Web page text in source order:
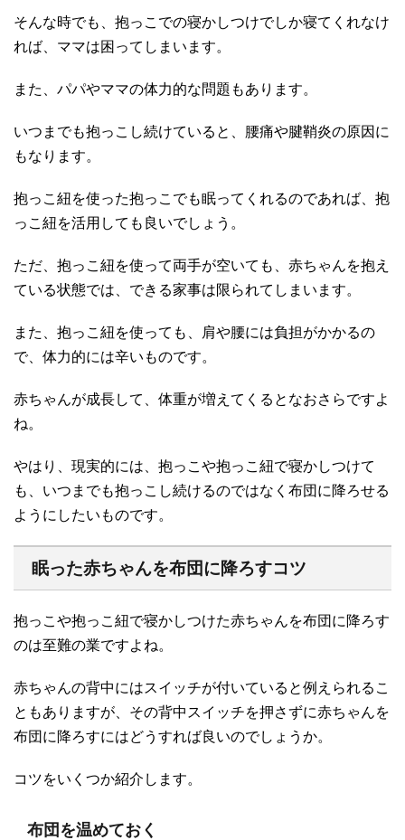
そんな時でも、抱っこでの寝かしつけでしか寝てくれなけ
れば、ママは困ってしまいます。
また、パパやママの体力的な問題もあります。
いつまでも抱っこし続けていると、腰痛や腱鞘炎の原因に
もなります。
抱っこ紐を使った抱っこでも眠ってくれるのであれば、抱
っこ紐を活用しても良いでしょう。
ただ、抱っこ紐を使って両手が空いても、赤ちゃんを抱え
ている状態では、できる家事は限られてしまいます。
また、抱っこ紐を使っても、肩や腰には負担がかかるの
で、体力的には辛いものです。
赤ちゃんが成長して、体重が増えてくるとなおさらですよ
ね。
やはり、現実的には、抱っこや抱っこ紐で寝かしつけて
も、いつまでも抱っこし続けるのではなく布団に降ろせる
ようにしたいものです。
眠った赤ちゃんを布団に降ろすコツ
抱っこや抱っこ紐で寝かしつけた赤ちゃんを布団に降ろす
のは至難の業ですよね。
赤ちゃんの背中にはスイッチが付いていると例えられるこ
ともありますが、その背中スイッチを押さずに赤ちゃんを
布団に降ろすにはどうすれば良いのでしょうか。
コツをいくつか紹介します。
布団を温めておく